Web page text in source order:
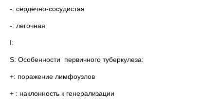
-: сердечно-сосудистая
-: легочная
I:
S: Особенности первичного туберкулеза:
+: поражение лимфоузлов
+ : наклонность к генерализации